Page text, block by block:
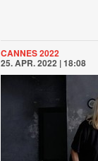
CANNES 2022
25. APR. 2022 | 18:08